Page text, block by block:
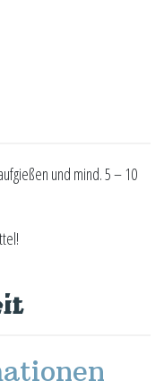
und mind. 5 – 10